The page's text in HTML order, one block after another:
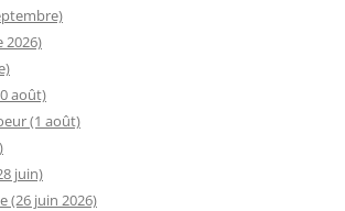
2026)
août)
(1 août)
juin)
(26 juin 2026)